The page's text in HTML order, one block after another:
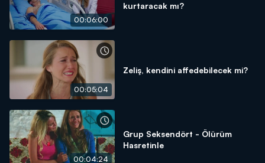
00:06:00
kurtaracak mı?
00:05:04
Zeliş, kendini affedebilecek mi?
00:04:24
Grup Seksendört - Ölürüm
Hasretinle